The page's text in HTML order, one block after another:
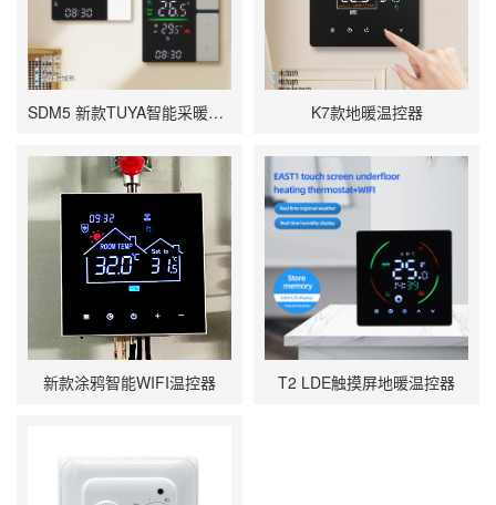
SDM5 新款TUYA智能采暖温控器 K7款地暖温控器
新款涂鸦智能WIFI温控器 T2 LDE触摸屏地暖温控器